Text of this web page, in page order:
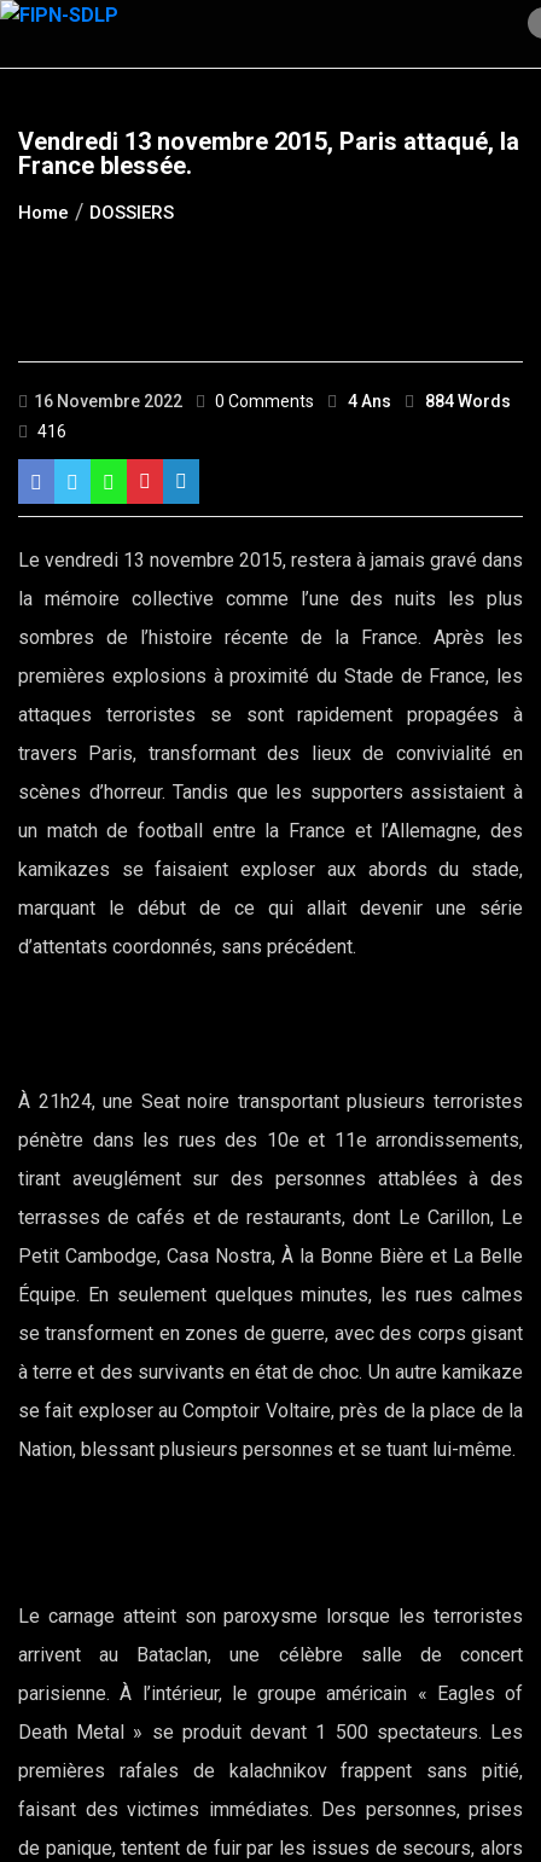
Skip
content
Vendredi 13 novembre 2015, Paris attaqué, la
France blessée.
Home DOSSIERS
16 Novembre 2022 0 Comments 4 Ans
884 Words
416
Le vendredi 13 novembre 2015, restera à jamais gravé dans
la mémoire collective comme l’une des nuits les plus
sombres de l’histoire récente de la France. Après les
premières explosions à proximité du Stade de France, les
attaques terroristes se sont rapidement propagées à
travers Paris, transformant des lieux de convivialité en
scènes d’horreur. Tandis que les supporters assistaient à
un match de football entre la France et l’Allemagne, des
kamikazes se faisaient exploser aux abords du stade,
marquant le début de ce qui allait devenir une série
d’attentats coordonnés, sans précédent.
À 21h24, une Seat noire transportant plusieurs terroristes
pénètre dans les rues des 10e et 11e arrondissements,
tirant aveuglément sur des personnes attablées à des
terrasses de cafés et de restaurants, dont Le Carillon, Le
Petit Cambodge, Casa Nostra, À la Bonne Bière et La Belle
Équipe. En seulement quelques minutes, les rues calmes
se transforment en zones de guerre, avec des corps gisant
à terre et des survivants en état de choc. Un autre kamikaze
se fait exploser au Comptoir Voltaire, près de la place de la
Nation, blessant plusieurs personnes et se tuant lui-même.
Le carnage atteint son paroxysme lorsque les terroristes
arrivent au Bataclan, une célèbre salle de concert
parisienne. À l’intérieur, le groupe américain « Eagles of
Death Metal » se produit devant 1 500 spectateurs. Les
premières rafales de kalachnikov frappent sans pitié,
faisant des victimes immédiates. Des personnes, prises
de panique, tentent de fuir par les issues de secours, alors